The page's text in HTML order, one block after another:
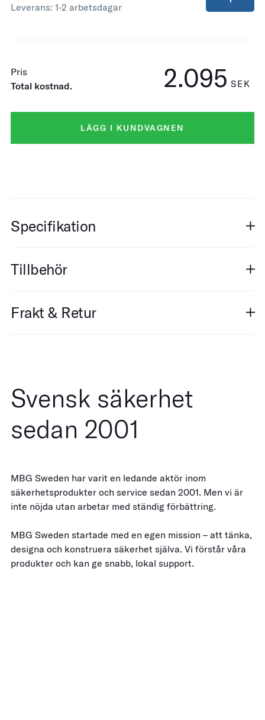
Leverans: 1-2 arbetsdagar
Pris
Total kostnad.
2.095 SEK
LÄGG I KUNDVAGNEN
Specifikation
Tillbehör
Frakt & Retur
Svensk säkerhet
sedan 2001
MBG Sweden har varit en ledande aktör inom
säkerhetsprodukter och service sedan 2001. Men vi är
inte nöjda utan arbetar med ständig förbättring.
MBG Sweden startade med en egen mission – att tänka,
designa och konstruera säkerhet själva. Vi förstår våra
produkter och kan ge snabb, lokal support.